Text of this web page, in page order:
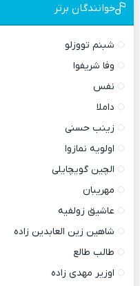
خوانندگان برتر
شبنم تووزلو
وفا شریفوا
نفس
داملا
زینب حسنی
اولویه نمازوا
الچین گویچایلی
مهریبان
عاشیق زولفیه
شاهین زین العابدین زاده
طالب طالع
اوزیر مهدی زاده